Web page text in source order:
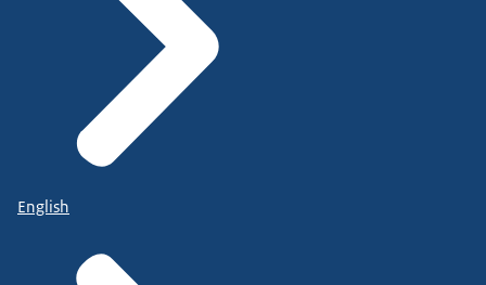
English